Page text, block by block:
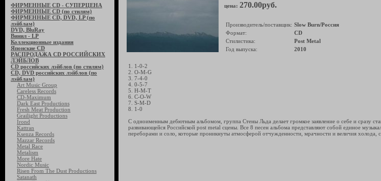
ФИРМЕННЫЕ CD - СУПЕРЦЕНА
ФИРМЕННЫЕ CD (по стилям)
ФИРМЕННЫЕ CD, DVD, LP (по
лэйблам)
DVD, BluRay
Винил - LP
Коллекционные издания
Японские CD
РАСПРОДАЖА CD РОССИЙСКИХ
ЛЭЙБЛОВ
CD российских лэйблов (по стилям)
CD, DVD российских лэйблов (по
лэйблам)
Art Music Group
Careless Records
CD-Maximum
Dark East Productions
Fresh Meat Production
Grailight Productions
Irond
Kattran
Ksenza Records
Mazzar Records
Metal Race
Metalism
More Hate
Nordic Music
Risen From The Dust Productions
Satanath
цена: 270.00руб.
Производитель/поставщик: Slow Burn/Россия
Формат:
CD
Стилистика:
Post Metal
Год выпуска:
2010
1. 1-0-2
2. O-M-G
3. 7-4-0
4. 0-5-7
5. H-M-T
6. C-O-W
7. S-M-D
8. 1-0
С одноименным дебютным альбомом, группа Стены Льда делает громкое заявление о себе и сразу
развивающейся Российской post metal сцены. Все 8 песен альбома представляют собой единое
переборами и соло, которые проникнуты атмосферой отчужденности, мрачности и величия холода,